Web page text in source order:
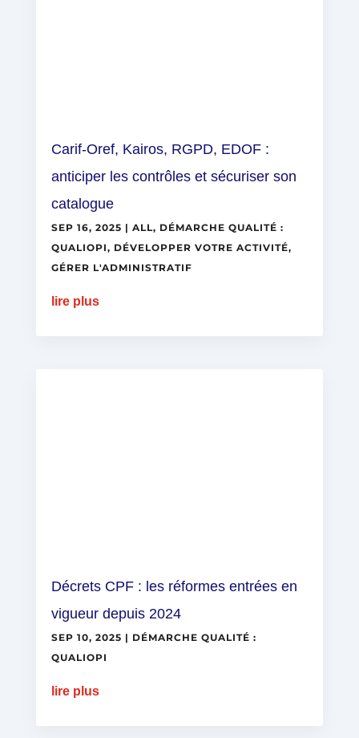
Carif-Oref, Kairos, RGPD, EDOF :
anticiper les contrôles et sécuriser son
catalogue
SEP 16, 2025 | ALL, DÉMARCHE QUALITÉ :
QUALIOPI, DÉVELOPPER VOTRE ACTIVITÉ,
GÉRER L'ADMINISTRATIF
lire plus
Décrets CPF : les réformes entrées en
vigueur depuis 2024
SEP 10, 2025 | DÉMARCHE QUALITÉ :
QUALIOPI
lire plus